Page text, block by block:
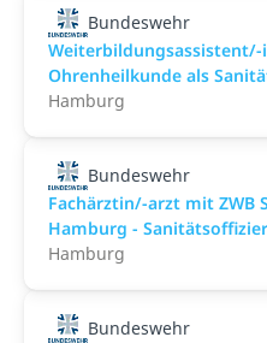
Bundeswehr
Weiterbildungsassistent/-
Ohrenheilkunde als
Hamburg
Bundeswehr
Fachärztin/-arzt mit ZWB
Hamburg -
Hamburg
Bundeswehr